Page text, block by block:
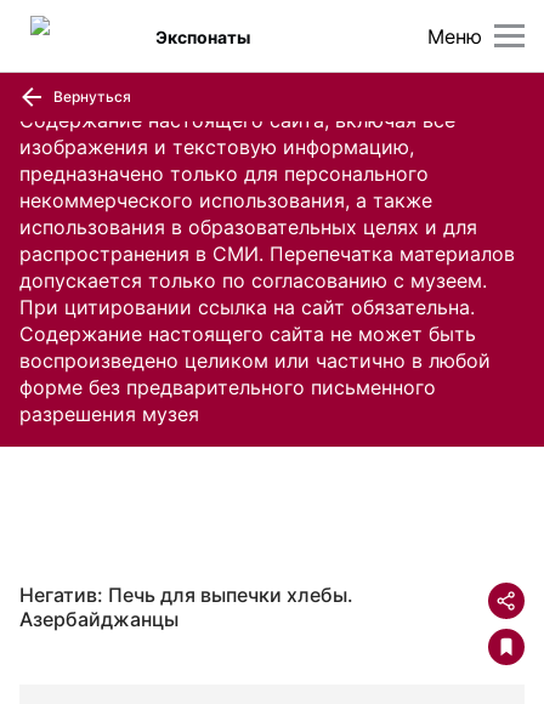
Содержание настоящего сайта, включая все
изображения и текстовую информацию,
предназначено только для персонального
некоммерческого использования, а также
использования в образовательных целях и для
распространения в СМИ. Перепечатка материалов
допускается только по согласованию с музеем.
При цитировании ссылка на сайт обязательна.
Содержание настоящего сайта не может быть
воспроизведено целиком или частично в любой
форме без предварительного письменного
разрешения музея
Меню
Экспонаты
Вернуться
Негатив: Печь для выпечки хлебы.
Азербайджанцы